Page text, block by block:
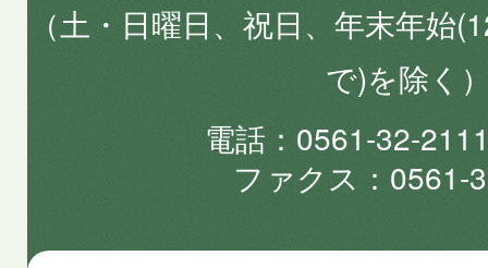
（土・日曜日、祝日、年末年始
で)を除く
電話
0561-32-
ファクス
0561-